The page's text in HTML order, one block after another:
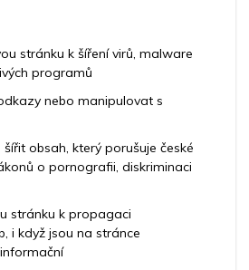
stránku k šíření virů, malware
programů
nebo manipulovat s
obsah, který porušuje české
o pornografii, diskriminaci
stránku k propagaci
i když jsou na stránce